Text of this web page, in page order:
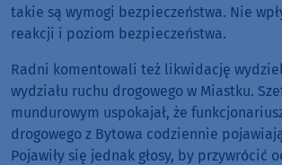
takie są wymogi bezpieczeństwa. Nie
reakcji i poziom bezpieczeństwa.
Radni komentowali też likwidację
wydziału ruchu drogowego w Miastku.
mundurowym uspokajał, że
drogowego z Bytowa codziennie
Pojawiły się jednak głosy, by przywrócić